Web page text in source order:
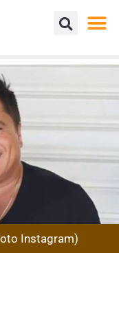
Instagram)